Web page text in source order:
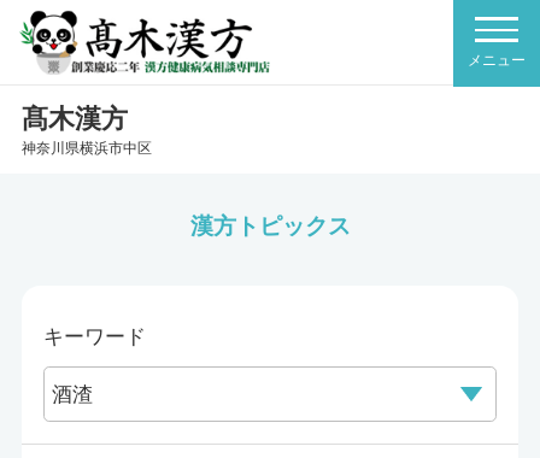
髙木漢方
神奈川県横浜市中区
漢方トピックス
キーワード